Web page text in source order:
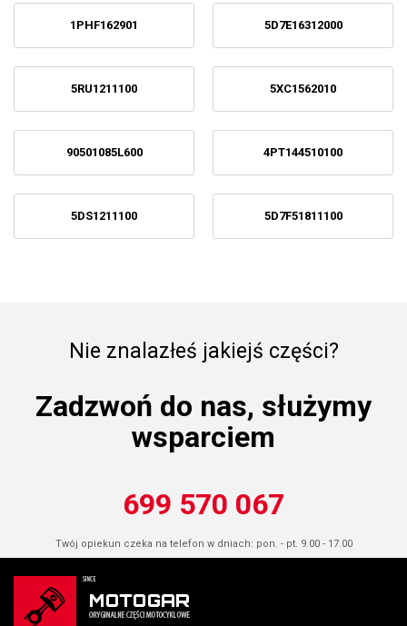
1PHF162901 5D7E16312000
5RU1211100 5XC1562010
90501085L600 4PT144510100
5DS1211100 5D7F51811100
Nie znalazłeś jakiejś części?
Zadzwoń do nas, służymy
wsparciem
699 570 067
Twój opiekun czeka na telefon w dniach: pon. - pt. 9.00 - 17.00